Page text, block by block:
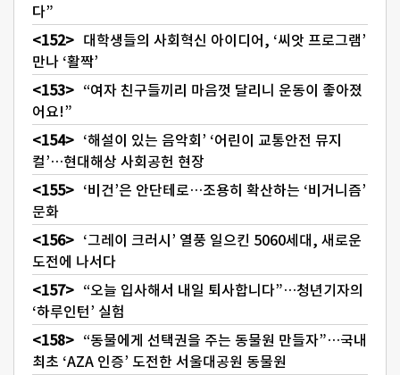
다”
대학생들의 사회혁신 아이디어, ‘씨앗 프로그램’
만나 ‘활짝’
“여자 친구들끼리 마음껏 달리니 운동이 좋아졌
어요!”
‘해설이 있는 음악회’ ‘어린이 교통안전 뮤지
컬’…현대해상 사회공헌 현장
‘비건’은 안단테로…조용히 확산하는 ‘비거니즘’
문화
‘그레이 크러시’ 열풍 일으킨 5060세대, 새로운
도전에 나서다
“오늘 입사해서 내일 퇴사합니다”…청년기자의
‘하루인턴’ 실험
“동물에게 선택권을 주는 동물원 만들자”…국내
최초 ‘AZA 인증’ 도전한 서울대공원 동물원